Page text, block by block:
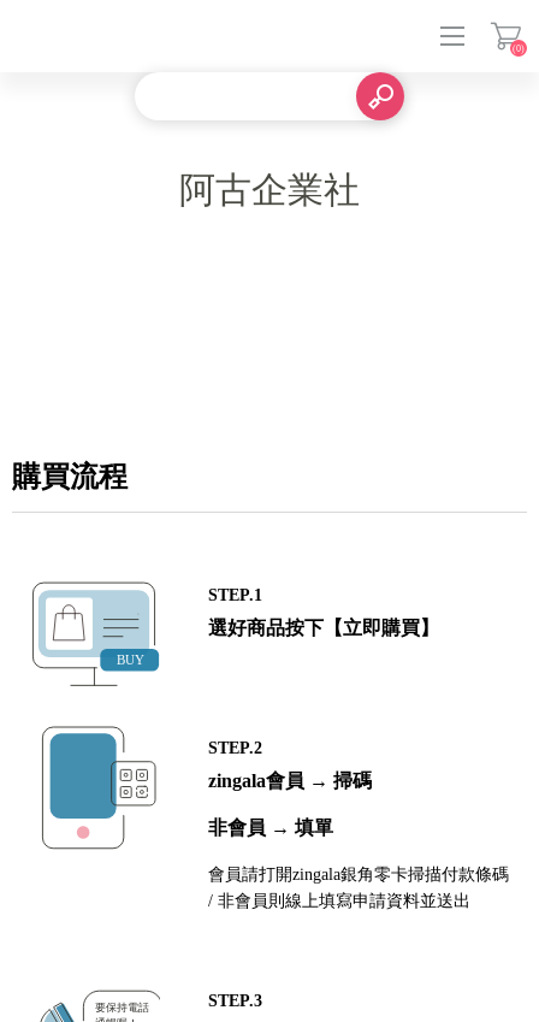
(0)
阿古企業社
購買流程
STEP.1
選好商品按下【立即購買】
STEP.2
zingala會員 → 掃碼
非會員 → 填單
會員請打開zingala銀角零卡掃描付款條碼
/ 非會員則線上填寫申請資料並送出
STEP.3